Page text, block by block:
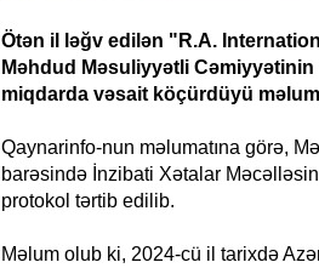
Ötən il ləğv edilən "R.A.
Məhdud Məsuliyyətli Cəmiyyətinin
miqdarda vəsait köçürdüyü
Qaynarinfo-nun məlumatına görə,
barəsində İnzibati Xətalar
protokol tərtib edilib.
Məlum olub ki, 2024-cü il tarixdə